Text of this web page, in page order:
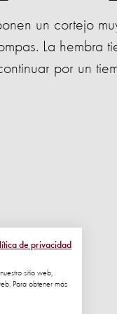
un cortejo
La hembra
por un
de privacidad
sitio web,
Para obtener más